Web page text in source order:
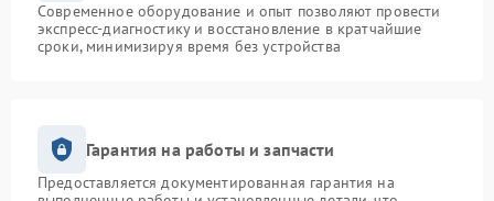
Современное оборудование и опыт позволяют провести
экспресс-диагностику и восстановление в кратчайшие
сроки, минимизируя время без устройства
Гарантия на работы и запчасти
Предоставляется документированная гарантия на